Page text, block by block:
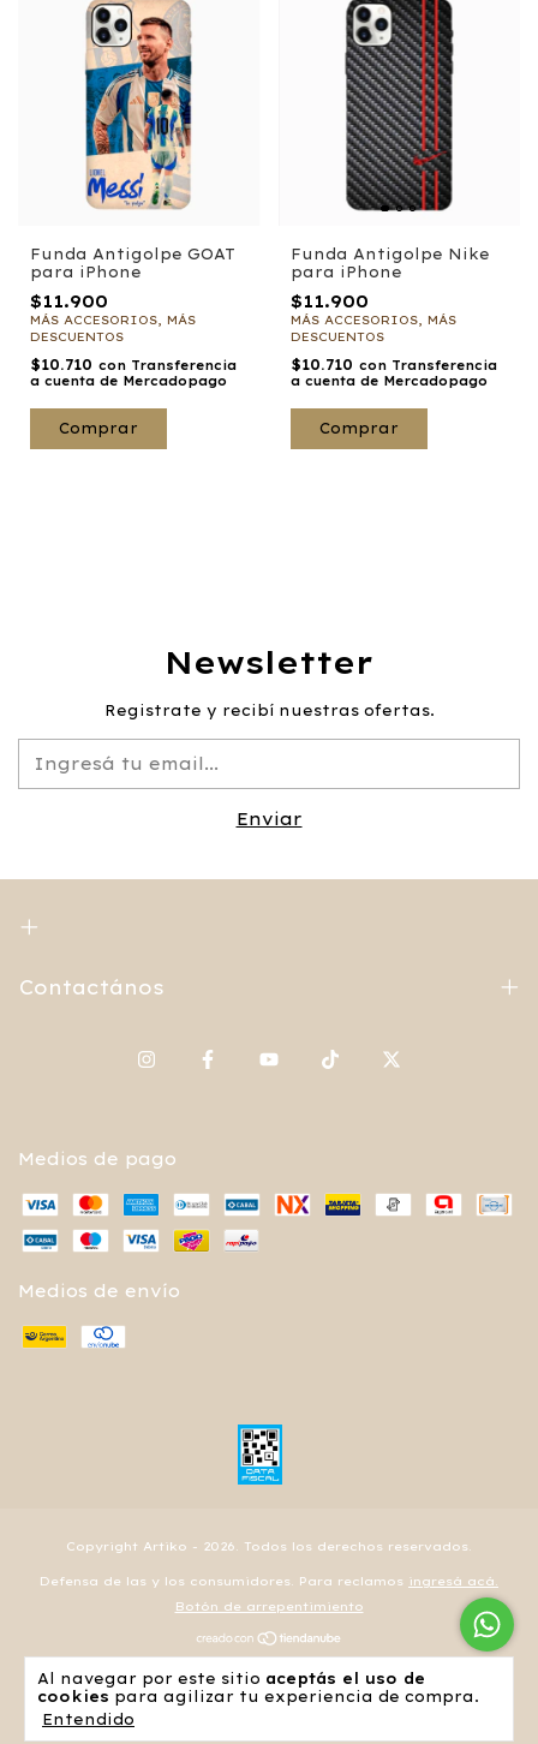
Al navegar por este sitio aceptás el uso de
cookies para agilizar tu experiencia de compra.
Entendido
Funda Antigolpe GOAT
para iPhone
$11.900
MÁS ACCESORIOS, MÁS
DESCUENTOS
$10.710 con Transferencia
a cuenta de Mercadopago
Comprar
Funda Antigolpe Nike
para iPhone
$11.900
MÁS ACCESORIOS, MÁS
DESCUENTOS
$10.710 con Transferencia
a cuenta de Mercadopago
Comprar
Newsletter
Registrate y recibí nuestras ofertas.
Contactános
Medios de pago
Medios de envío
Copyright Artiko - 2026. Todos los derechos reservados.
Defensa de las y los consumidores. Para reclamos ingresá acá.
Botón de arrepentimiento